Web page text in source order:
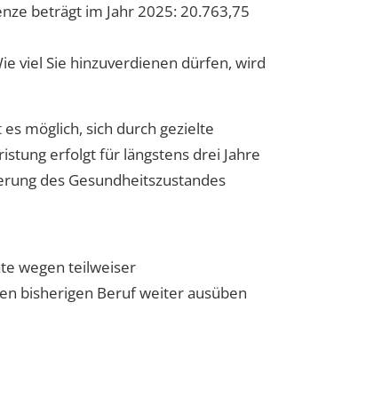
beträgt im Jahr 2025: 20.763,75
viel Sie hinzuverdienen dürfen, wird
möglich, sich durch gezielte
erfolgt für längstens drei Jahre
des Gesundheitszustandes
wegen teilweiser
bisherigen Beruf weiter ausüben